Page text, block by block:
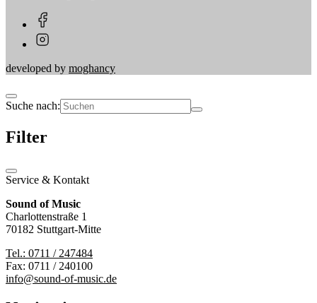
developed by moghancy
Suche nach:
Filter
Service & Kontakt
Sound of Music
Charlottenstraße 1
70182 Stuttgart-Mitte
Tel.: 0711 / 247484
Fax: 0711 / 240100
info@sound-of-music.de